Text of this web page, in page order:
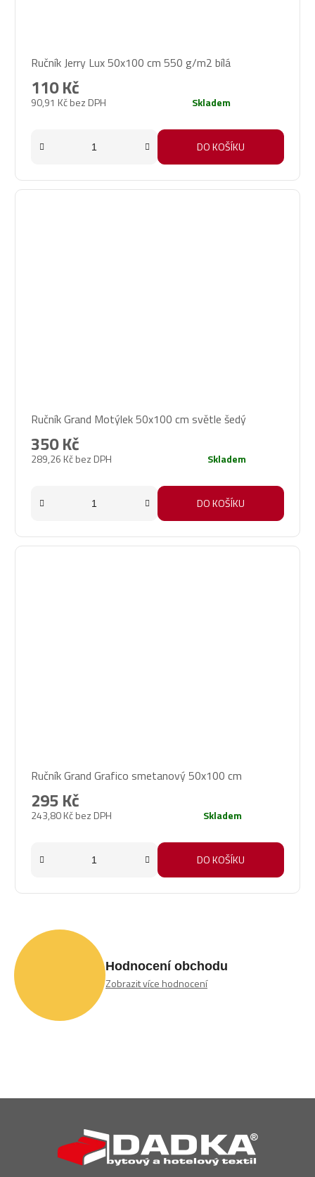
Ručník Jerry Lux 50x100 cm 550 g/m2 bílá
90,91 Kč bez DPH
110 Kč
Skladem
DO KOŠÍKU
Ručník Grand Motýlek 50x100 cm světle šedý
289,26 Kč bez DPH
350 Kč
Skladem
DO KOŠÍKU
Ručník Grand Grafico smetanový 50x100 cm
243,80 Kč bez DPH
295 Kč
Skladem
DO KOŠÍKU
Hodnocení obchodu
Zobrazit více hodnocení